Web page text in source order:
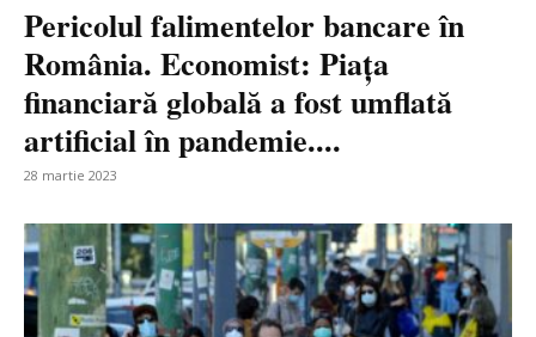
Pericolul falimentelor bancare în
România. Economist: Piața
financiară globală a fost umflată
artificial în pandemie....
28 martie 2023